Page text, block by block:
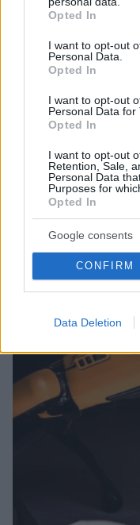
grant or deny consent
use your data for
consent section.
Opted In
I want to opt-out
Personal Data.
Opted In
I want to opt-out
Personal Data for
Opted In
I want to opt-out
Retention, Sale,
Personal Data
Purposes for
Opted In
Google consents
CONFIRM
Data Deletion
Αλλαγή της
Μπέζος με τη Λόρεν
της Βενετίας η δεξίωση
24.06.2025, 19:19
Thema Insights